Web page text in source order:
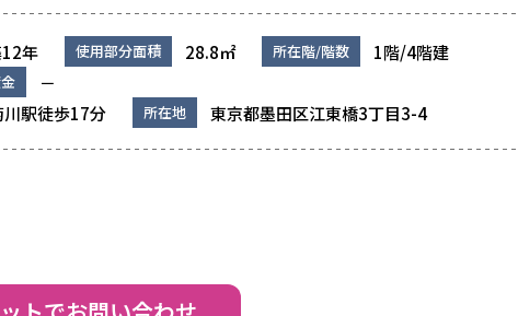
年 使用部分面積 28.8㎡ 所在階/階数 1階/4階建
－
駅徒歩17分 所在地 東京都墨田区江東橋3丁目3-4